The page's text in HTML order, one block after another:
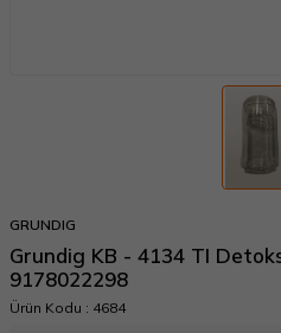
GRUNDIG
Grundig KB - 4134 TI
9178022298
Ürün Kodu : 4684